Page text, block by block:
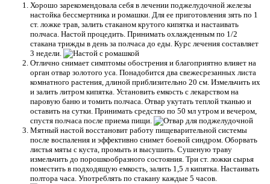
Хорошо зарекомендовала себя в лечении поджелудочной железы
настойка бессмертника и ромашки. Для ее приготовления зять по 1
ст. ложке трав, залить стаканом крутого кипятка и настаивать
полчаса. Настой процедить. Принимать охлажденным по 1/2
стакана трижды в день за полчаса до еды. Курс лечения составляет
3 недели.
Отлично снимает симптомы обострения и благоприятно влияет на
орган отвар золотого уса. Понадобится два свежесрезанных листа
комнатного растения, длиной приблизительно 20 см. Измельчить их
и залить литром кипятка. Установить емкость с лекарством на
паровую баню и томить полчаса. Отвар укутать теплой тканью и
оставить на сутки. Принимать средство по 50 мл утром и вечером,
спустя полчаса после приема пищи.
Мятный настой восстановит работу пищеварительной системы
после воспаления и эффективно снимет боевой синдром. Оборвать
листья мяты с куста, промыть и высушить. Сушеную траву
измельчить до порошкообразного состояния. Три ст. ложки сырья
поместить в подходящую емкость, залить 1,5 л кипятка. Настаивать
полтора часа. Употреблять по стакану каждые 5 часов.